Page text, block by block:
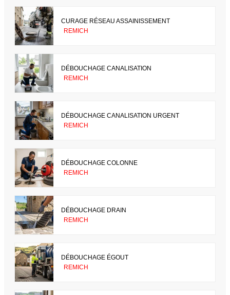
CURAGE RÉSEAU ASSAINISSEMENT
REMICH
DÉBOUCHAGE CANALISATION
REMICH
DÉBOUCHAGE CANALISATION URGENT
REMICH
DÉBOUCHAGE COLONNE
REMICH
DÉBOUCHAGE DRAIN
REMICH
DÉBOUCHAGE ÉGOUT
REMICH